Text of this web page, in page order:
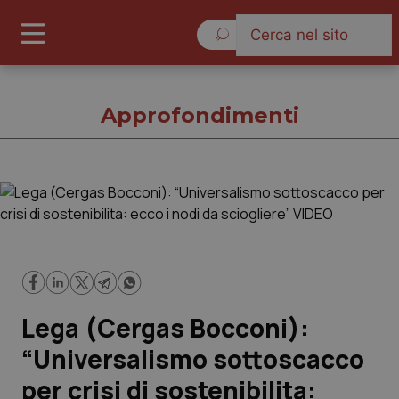
Governo e Parlamento
Regioni e Asl
Lavoro e Professioni
Approfondimenti
Lega (Cergas Bocconi):
“Universalismo sottoscacco
per crisi di sostenibilita: